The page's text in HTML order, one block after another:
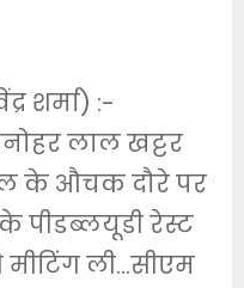
शर्मा) :-
लाल खट्टर
के औचक दौरे पर
पीडब्लयूडी रेस्ट
मीटिंग ली…सीएम